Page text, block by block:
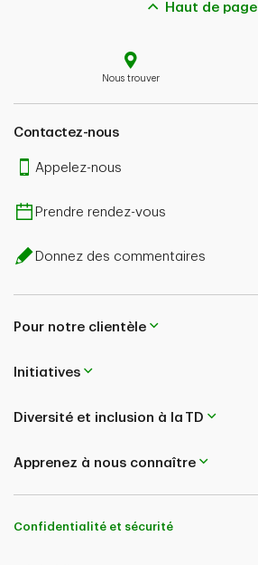
Haut de page
Nous trouver
Contactez-nous
Appelez-nous
Prendre rendez-vous
Donnez des commentaires
Pour notre clientèle
Initiatives
Diversité et inclusion à la TD
Apprenez à nous connaître
Confidentialité et sécurité